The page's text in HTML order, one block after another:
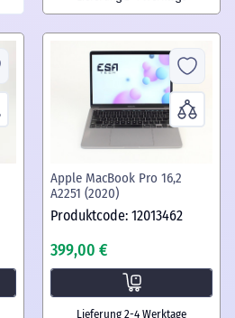
Apple MacBook Pro 16,2
A2251 (2020)
Produktcode: 12013462
399,00 €
Lieferung 2-4 Werktage